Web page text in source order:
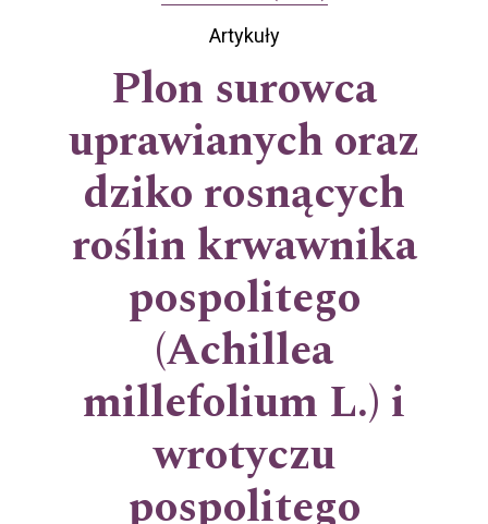
Artykuły
Plon surowca
uprawianych oraz
dziko rosnących
roślin krwawnika
pospolitego
(Achillea
millefolium L.) i
wrotyczu
pospolitego